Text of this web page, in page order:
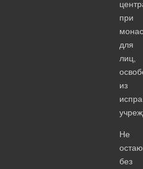
при
для
лиц,
из
Не
без